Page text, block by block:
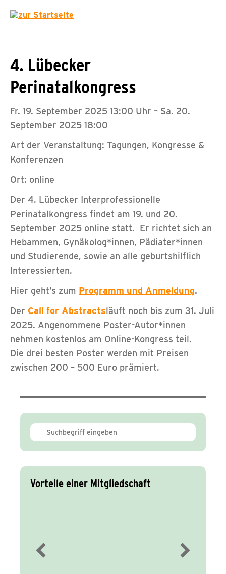
4. Lübecker
Perinatalkongress
Fr. 19. September 2025 13:00 Uhr – Sa. 20.
September 2025 18:00
Art der Veranstaltung: Tagungen, Kongresse &
Konferenzen
Ort: online
Der 4. Lübecker Interprofessionelle
Perinatalkongress findet am 19. und 20.
September 2025 online statt. Er richtet sich an
Hebammen, Gynäkolog*innen, Pädiater*innen
und Studierende, sowie an alle geburtshilflich
Interessierten.
Hier geht’s zum Programm und Anmeldung.
Der Call for Abstractsläuft noch bis zum 31. Juli
2025. Angenommene Poster-Autor*innen
nehmen kostenlos am Online-Kongress teil.
Die drei besten Poster werden mit Preisen
zwischen 200 – 500 Euro prämiert.
Vorteile einer Mitgliedschaft